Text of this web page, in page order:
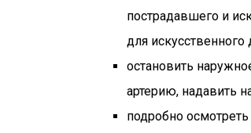
пострадавшего и
для искусственного
остановить
артерию, надавить
подробно